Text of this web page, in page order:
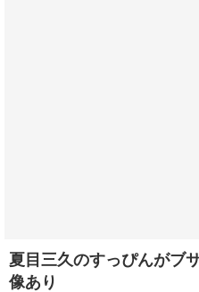
夏目三久のすっぴんがブ
像あり